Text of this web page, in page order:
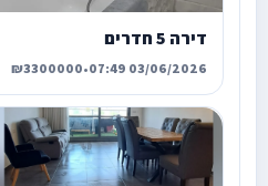
דירה 5 חדרים
03/06/2026 07:49
•
₪3300000